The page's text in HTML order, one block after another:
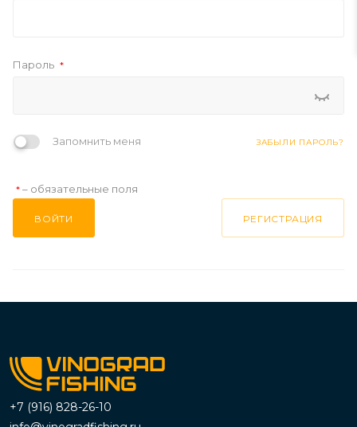
Пароль *
Запомнить меня ЗАБЫЛИ ПАРОЛЬ?
* – обязательные поля
ВОЙТИ РЕГИСТРАЦИЯ
+7 (916) 828-26-10